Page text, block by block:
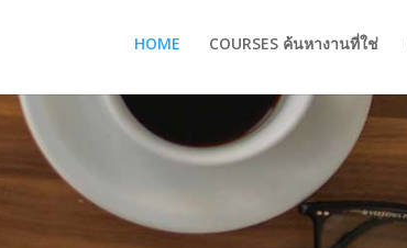
HOME COURSES ค้นหางานที่ใช่